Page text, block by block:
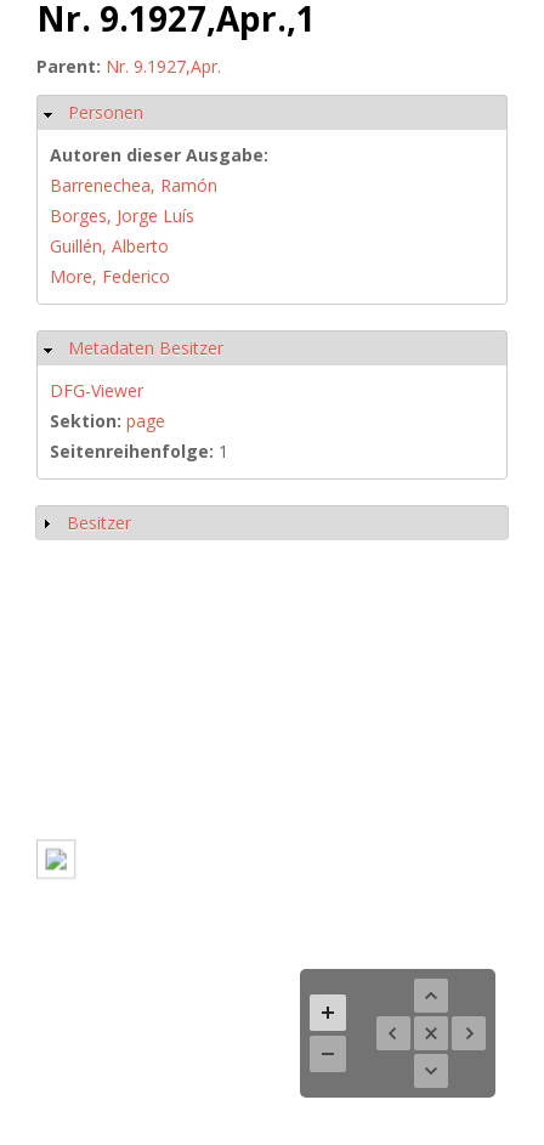
Nr. 9.1927,Apr.,1
Parent: Nr. 9.1927,Apr.
Ausblenden
Personen
Autoren dieser Ausgabe:
Barrenechea, Ramón
Borges, Jorge Luís
Guillén, Alberto
More, Federico
Ausblenden
Metadaten Besitzer
DFG-Viewer
Sektion: page
Seitenreihenfolge: 1
Anzeigen
Besitzer